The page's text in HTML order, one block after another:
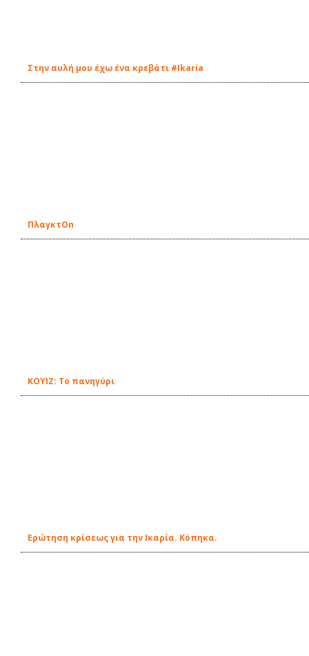
Στην αυλή μου έχω ένα κρεβάτι #Ikaria
ΠλαγκτOn
ΚΟΥΙΖ: Το πανηγύρι
Ερώτηση κρίσεως για την Ικαρία. Κόπηκα.